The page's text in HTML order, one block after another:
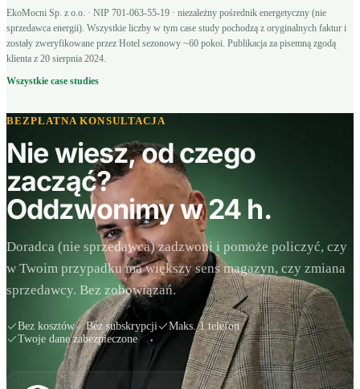
EkoMocni Sp. z o.o. · NIP 701-063-55-19 · niezależny pośrednik energetyczny (nie
sprzedawca energii). Wszystkie liczby w tym case study pochodzą z oryginalnych faktur i
zostały zweryfikowane przez Hotel sezonowy ~60 pokoi. Publikacja za pisemną zgodą
klienta z 20 sierpnia 2024.
Wszystkie case studies
BEZPŁATNA KONSULTACJA
Nie wiesz, od czego
zacząć?
Oddzwonimy w 24 h.
Doradca (nie sprzedawca) zadzwoni i pomoże policzyć, czy
w Twoim przypadku ma większy sens magazyn, czy zmiana
sprzedawcy. Bez zobowiązań.
Bez kosztów Bez subskrypcji
Maks. 1 telefon
Twoje dane zabezpieczone